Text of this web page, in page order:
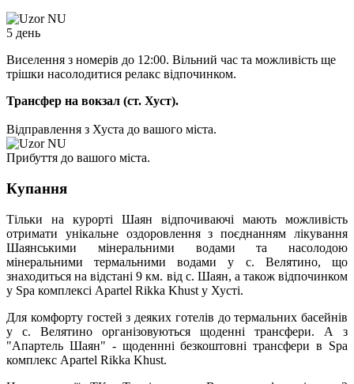
5 день
Виселення з номерів до 12:00. Вільний час та можливість ще
трішки насолодитися релакс відпочинком.
Трансфер на вокзал (ст. Хуст).
Відправлення з Хуста до вашого міста.
Прибуття до вашого міста.
Купання
Тільки на курорті Шаян відпочиваючі мають можливість
отримати унікальне оздоровлення з поєднанням лікування
Шаянськими мінеральними водами та насолодою
мінеральними термальними водами у с. Велятино, що
знаходиться на відстані 9 км. від с. Шаян, а також відпочинком
у Spa комплексі Apartel Rikka Khust у Хусті.
Для комфорту гостей з деяких готелів до термальних басейнів
у с. Велятино організовуються щоденні трансфери. А з
"Апартель Шаян" - щоденнні безкоштовні трансфери в Spa
комплекс Apartel Rikka Khust.